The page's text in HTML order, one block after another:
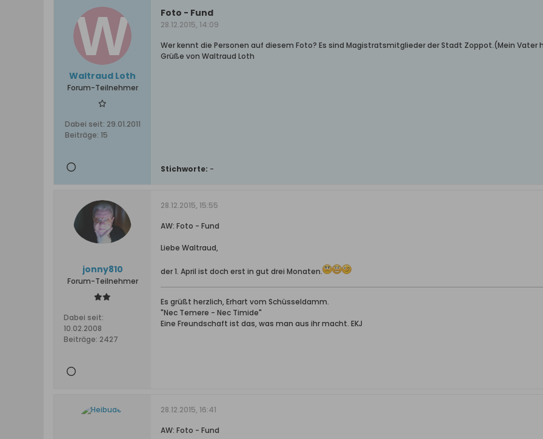
Waltraud Loth
Forum-Teilnehmer
Dabei seit: 29.01.2011
Beiträge: 15
Foto - Fund
28.12.2015, 14:09
Wer kennt die Personen auf diesem Foto? Es sind Magistratsmitglieder der Stadt Zoppot.(Mein
Grüße von Waltraud Loth
Stichworte: -
jonny810
Forum-Teilnehmer
Dabei seit:
10.02.2008
Beiträge: 2427
28.12.2015, 15:55
AW: Foto - Fund
Liebe Waltraud,
der 1. April ist doch erst in gut drei Monaten.
Es grüßt herzlich, Erhart vom Schüsseldamm.
"Nec Temere - Nec Timide"
Eine Freundschaft ist das, was man aus ihr macht. EKJ
28.12.2015, 16:41
AW: Foto - Fund